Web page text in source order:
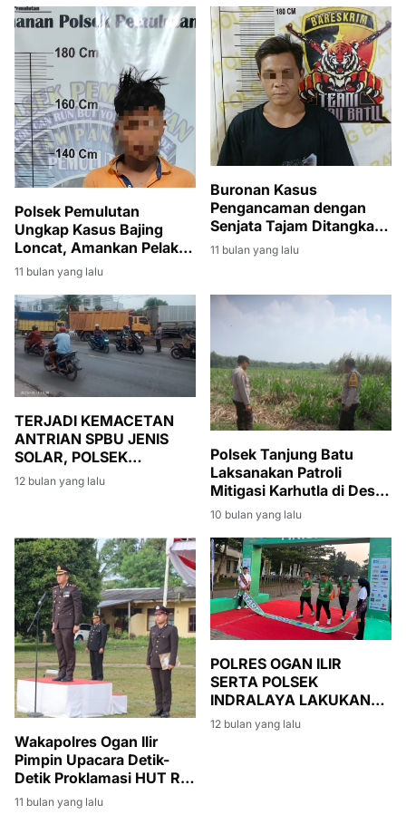
Polsek Pemulutan
Ungkap Kasus Bajing
Loncat, Amankan Pelaku
dan Barang Bukti Gula
Puluhan Kilogram
11 bulan yang lalu
Buronan Kasus
Pengancaman dengan
Senjata Tajam Ditangkap
Tim Rimau Batu Polsek
Tanjung Batu
11 bulan yang lalu
TERJADI KEMACETAN
ANTRIAN SPBU JENIS
SOLAR, POLSEK
INDRALAYA POLRES
OGAN ILIR LAKSANAKAN
12 bulan yang lalu
Polsek Tanjung Batu
Laksanakan Patroli
Mitigasi Karhutla di Desa
Ketiau
10 bulan yang lalu
Wakapolres Ogan Ilir
Pimpin Upacara Detik-
Detik Proklamasi HUT RI
ke-80, Suasana Khidmat
dan Meriah
11 bulan yang lalu
POLRES OGAN ILIR
SERTA POLSEK
INDRALAYA LAKUKAN
PENGAMATAN
KEGIATAN FUN RUN HUT
12 bulan yang lalu